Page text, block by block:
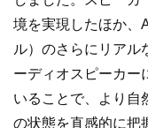
境を実現したほか、
ル）のさらにリアル
ーディオスピーカー
いることで、より自
の状態を直感的に把